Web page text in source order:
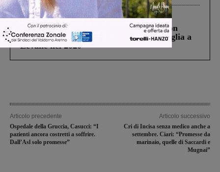
Cronaca 3 Agosto 2026
Scomparso da una struttura di Castiglion
Fiorentino l’uomo che aveva ucciso la figlia a
Levane nel 2020
Articolo precedente
Ospedale della Gruccia, Casucci: “I
pazienti ancora costretti a soffrire.
Dall’Asl solo promesse”
Articolo successivo
Cri di Incisa senza medico anche a
settembre. Ciari: “Promesse da
marinaio, quelle di Saccardi e
Mugnai”